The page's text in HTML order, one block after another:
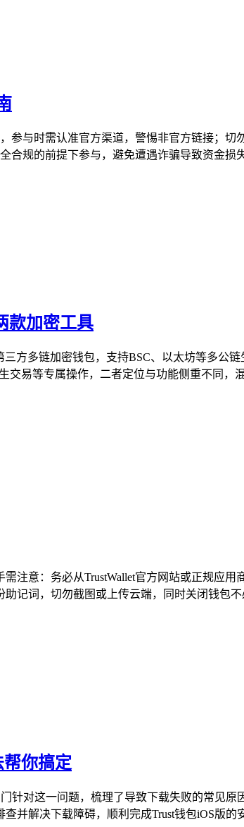
参与时需认准官方渠道，警惕非官方链接；
合规的前提下参与，避免遭遇诈骗导致资金损
款加密工具
方多链加密钱包，支持BSC、以太坊等多公
交易等专属操作，二者定位与功能侧重不同，
注意：务必从TrustWallet官方网站或正规应
记词，切勿截图或上传云端，同时关闭钱包
你搞定
针对这一问题，梳理了导致下载失败的常见
并解决下载障碍，顺利完成Trust钱包iOS版的